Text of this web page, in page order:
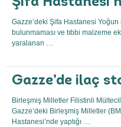
Gazze’deki Şifa Hastanesi Yoğun
bulunmaması ve tıbbi malzeme
yaralanan …
Gazze’de ilaç
Birleşmiş Milletler Filistinli
Gazze’deki Birleşmiş Milletler
Hastanesi’nde yaptığı …